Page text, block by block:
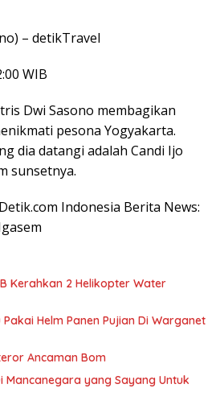
– detikTravel
WIB
Dwi Sasono membagikan
pesona Yogyakarta.
dia datangi adalah Candi Ijo
sunsetnya.
Indonesia Berita News:
Kerahkan 2 Helikopter Water
Helm Panen Pujian Di Warganet
Ancaman Bom
Mancanegara yang Sayang Untuk